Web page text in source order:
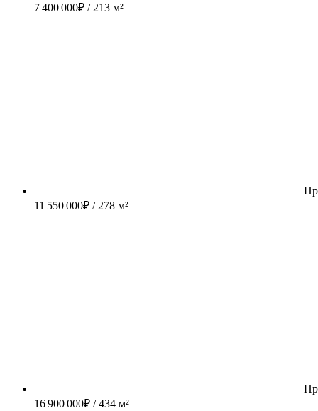
7 400 000₽ / 213 м²
11 550 000₽ / 278 м²
16 900 000₽ / 434 м²